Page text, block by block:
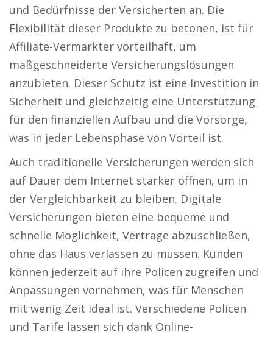
und Bedürfnisse der Versicherten an. Die
Flexibilität dieser Produkte zu betonen, ist für
Affiliate-Vermarkter vorteilhaft, um
maßgeschneiderte Versicherungslösungen
anzubieten. Dieser Schutz ist eine Investition in
Sicherheit und gleichzeitig eine Unterstützung
für den finanziellen Aufbau und die Vorsorge,
was in jeder Lebensphase von Vorteil ist.
Auch traditionelle Versicherungen werden sich
auf Dauer dem Internet stärker öffnen, um in
der Vergleichbarkeit zu bleiben. Digitale
Versicherungen bieten eine bequeme und
schnelle Möglichkeit, Verträge abzuschließen,
ohne das Haus verlassen zu müssen. Kunden
können jederzeit auf ihre Policen zugreifen und
Anpassungen vornehmen, was für Menschen
mit wenig Zeit ideal ist. Verschiedene Policen
und Tarife lassen sich dank Online-